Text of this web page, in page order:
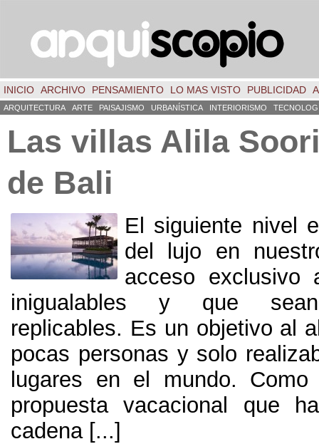
INICIO ARCHIVO PENSAMIENTO LO MAS VISTO PUBLICIDAD
ARQUITECTURA ARTE PAISAJISMO URBANÍSTICA INTERIORISMO
Las villas Alila
de Bali
El siguiente nivel
del lujo en
acceso exclusivo
inigualables y que
replicables. Es un objetivo al
pocas personas y solo
lugares en el mundo.
propuesta vacacional que
cadena [...]